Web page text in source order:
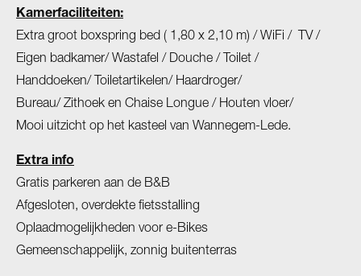
Kamerfaciliteiten:
Extra groot boxspring bed ( 1,80 x 2,10 m) / WiFi / TV /
Eigen badkamer/ Wastafel / Douche / Toilet /
Handdoeken/ Toiletartikelen/ Haardroger/
Bureau/ Zithoek en Chaise Longue / Houten vloer/
Mooi uitzicht op het kasteel van Wannegem-Lede.
Extra info
Gratis parkeren aan de B&B
Afgesloten, overdekte fietsstalling
Oplaadmogelijkheden voor e-Bikes
Gemeenschappelijk, zonnig buitenterras